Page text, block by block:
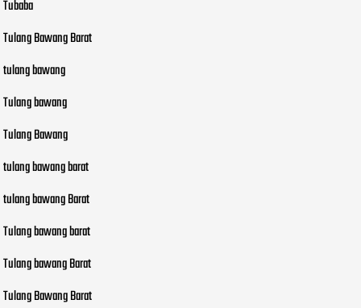
Tubaba
Tulang Bawang Barat
tulang bawang
Tulang bawang
Tulang Bawang
tulang bawang barat
tulang bawang Barat
Tulang bawang barat
Tulang bawang Barat
Tulang Bawang Barat